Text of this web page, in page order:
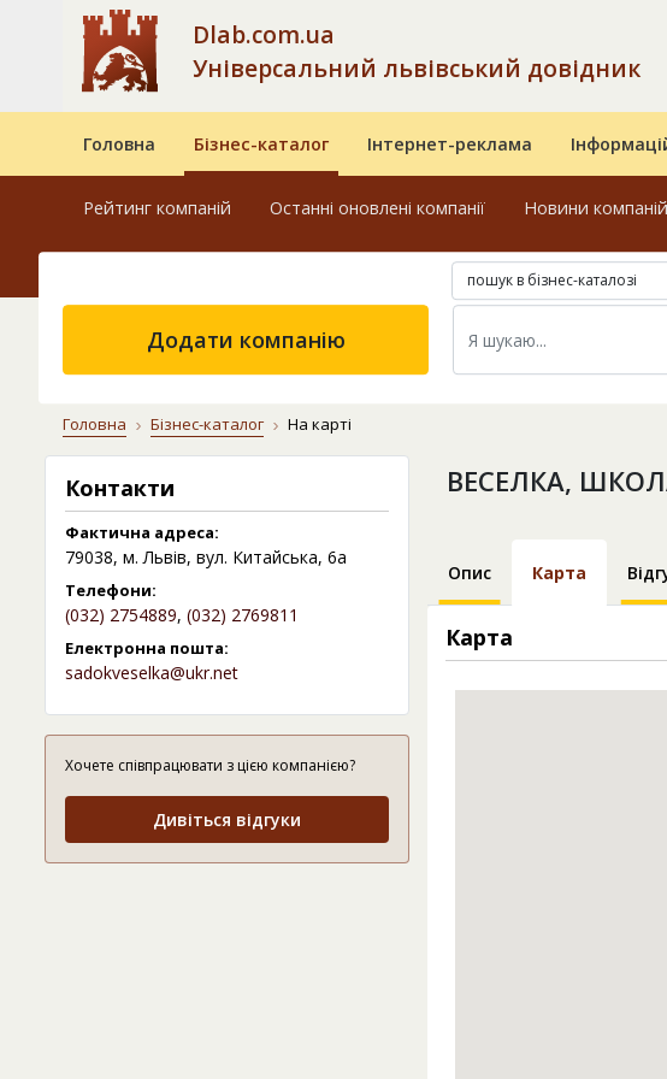
Dlab.com.ua
Універсальний львівський довідник
Головна Бізнес-каталог Інтернет-реклама
Рейтинг компаній Останні оновлені компанії Новини компаній
пошук в бізнес-каталозі
Додати компанію
Головна Бізнес-каталог На карті
Контакти
Фактична адреса:
79038, м. Львів, вул. Китайська, 6а
Телефони:
(032) 2754889, (032) 2769811
Електронна пошта:
sadokveselka@ukr.net
Хочете співпрацювати з цією компанією?
Дивіться відгуки
ВЕСЕЛКА,
Опис Карта
Карта